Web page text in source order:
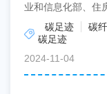
业和信息化部、住
局及国家能源局
碳足迹 碳
碳足迹
2024-11-04